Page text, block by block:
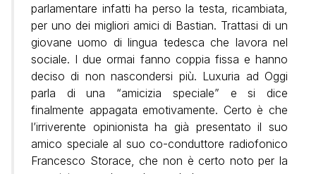
parlamentare infatti ha perso la testa, ricambiata,
per uno dei migliori amici di Bastian. Trattasi di un
giovane uomo di lingua tedesca che lavora nel
sociale. I due ormai fanno coppia fissa e hanno
deciso di non nascondersi più. Luxuria ad Oggi
parla di una “amicizia speciale” e si dice
finalmente appagata emotivamente. Certo è che
l’irriverente opinionista ha già presentato il suo
amico speciale al suo co-conduttore radiofonico
Francesco Storace, che non è certo noto per la